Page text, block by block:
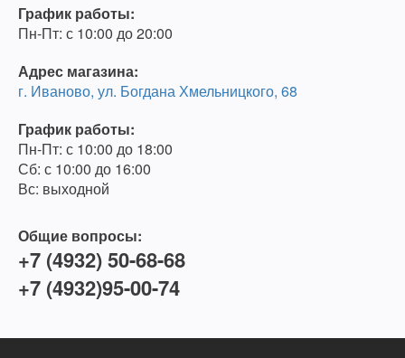
График работы:
Пн-Пт: с 10:00 до 20:00
Адрес магазина:
г. Иваново, ул. Богдана Хмельницкого, 68
График работы:
Пн-Пт: с 10:00 до 18:00
Сб: с 10:00 до 16:00
Вс: выходной
Общие вопросы:
+7 (4932) 50-68-68
+7 (4932)95-00-74